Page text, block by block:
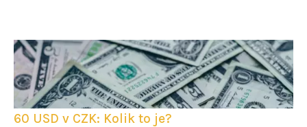
60 USD v CZK: Kolik to je?